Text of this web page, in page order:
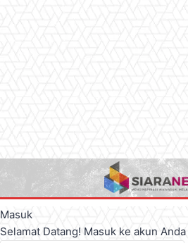
Masuk
Selamat Datang! Masuk ke akun Anda